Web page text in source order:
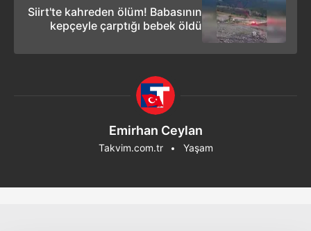
Siirt'te kahreden ölüm! Babasının
kepçeyle çarptığı bebek öldü
Emirhan Ceylan
Takvim.com.tr Yaşam